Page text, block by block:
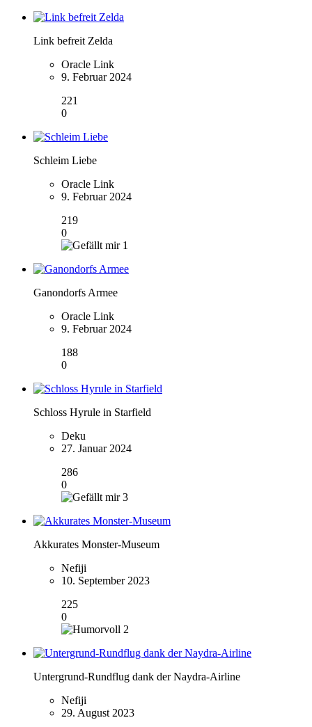
Link befreit Zelda
Oracle Link
9. Februar 2024
221
0
Schleim Liebe
Oracle Link
9. Februar 2024
219
0
1
Ganondorfs Armee
Oracle Link
9. Februar 2024
188
0
Schloss Hyrule in Starfield
Deku
27. Januar 2024
286
0
3
Akkurates Monster-Museum
Nefiji
10. September 2023
225
0
2
Untergrund-Rundflug dank der Naydra-Airline
Nefiji
29. August 2023